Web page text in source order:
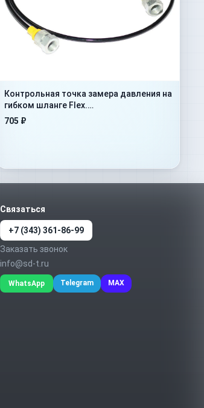
Контрольная точка замера давления на
гибком шланге Flex.
500mm+AdMan1/4”+ConM16x1,5
705 ₽
Связаться
+7 (343) 361-86-99
Заказать звонок
info@sd-t.ru
WhatsApp Telegram MAX